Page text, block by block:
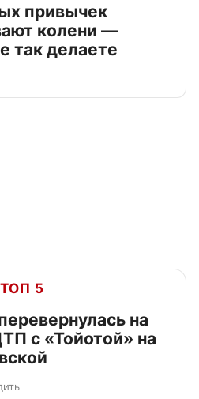
привычек
колени —
так делаете
ТОП 5
на
с «Тойотой» на